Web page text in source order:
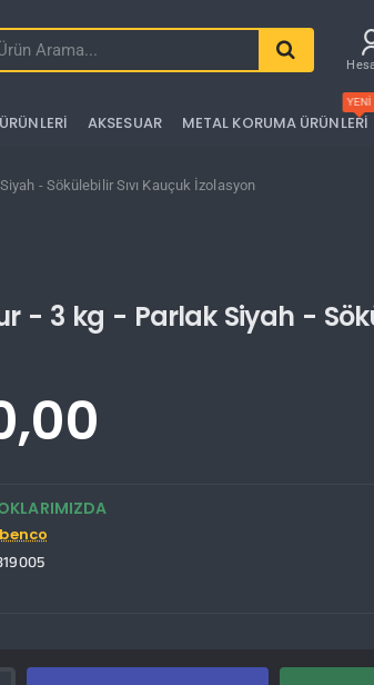
AKSESUAR METAL KORUMA ÜRÜNLERI
YENI
- Sökülebilir Sıvı Kauçuk İzolasyon
- 3 kg - Parlak Siyah -